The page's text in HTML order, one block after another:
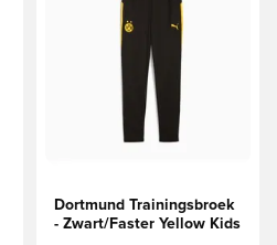
Dortmund Trainingsbroek
- Zwart/Faster Yellow Kids